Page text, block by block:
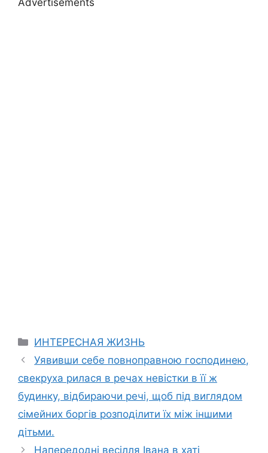
Categories
ИНТЕРЕСНАЯ ЖИЗНЬ
Уявивши себе повноправною господинею,
свекруха рилася в речах невістки в її ж
будинку, відбираючи речі, щоб під виглядом
сімейних боргів розподілити їх між іншими
дітьми.
Напередодні весілля Івана в хаті